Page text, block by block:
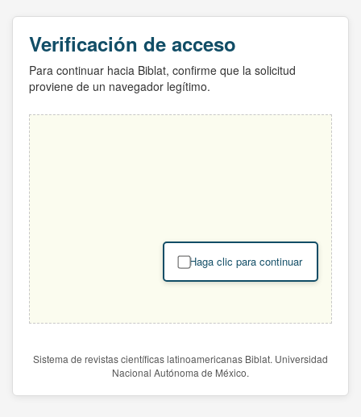
Verificación de acceso
Para continuar hacia Biblat, confirme que la solicitud
proviene de un navegador legítimo.
Haga clic para continuar
Sistema de revistas científicas latinoamericanas Biblat. Universidad
Nacional Autónoma de México.